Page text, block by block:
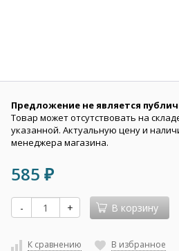
Предложение не является
Товар может отсутствовать на
указанной. Актуальную цену и
менеджера магазина.
585 ₽
- + В корзину
К сравнению В избранное